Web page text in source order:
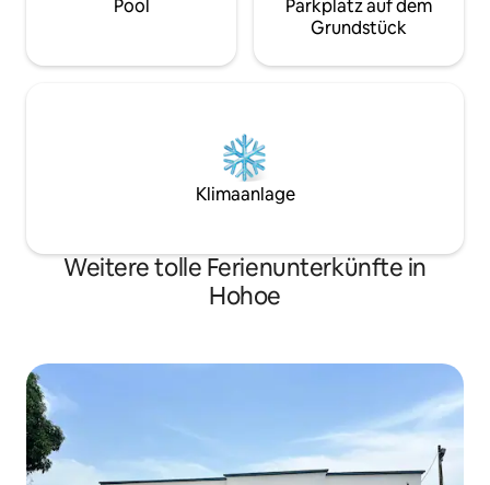
Pool
Parkplatz auf dem
Grundstück
Klimaanlage
Weitere tolle Ferienunterkünfte in
Hohoe